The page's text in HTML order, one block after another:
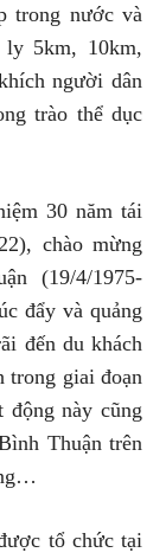
trong nước và
5km, 10km,
người dân
trào thể dục
30 năm tái
chào mừng
(19/4/1975-
đẩy và quảng
đến du khách
trong giai đoạn
động này cũng
Thuận trên
tổ chức tại